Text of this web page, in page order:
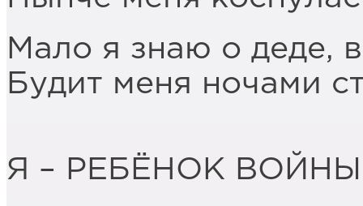
Мало я знаю о деде,
Будит меня ночами
Я – РЕБЁНОК ВОЙНЫ